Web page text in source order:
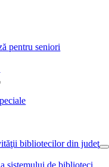
pentru seniori
bibliotecilor din judeţ
sistemului de biblioteci